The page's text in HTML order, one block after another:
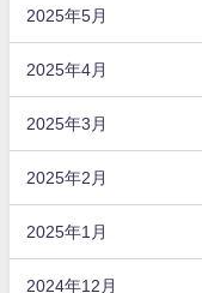
2025年5月
2025年4月
2025年3月
2025年2月
2025年1月
2024年12月